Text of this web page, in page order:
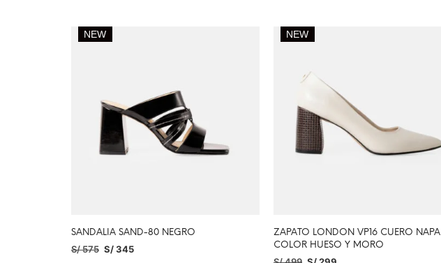
NEW
SANDALIA SAND-80 NEGRO
S/575 S/345
NEW
ZAPATO LONDON VP16 CUERO NAPA
COLOR HUESO Y MORO